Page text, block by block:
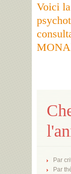
Voici
Par
Par